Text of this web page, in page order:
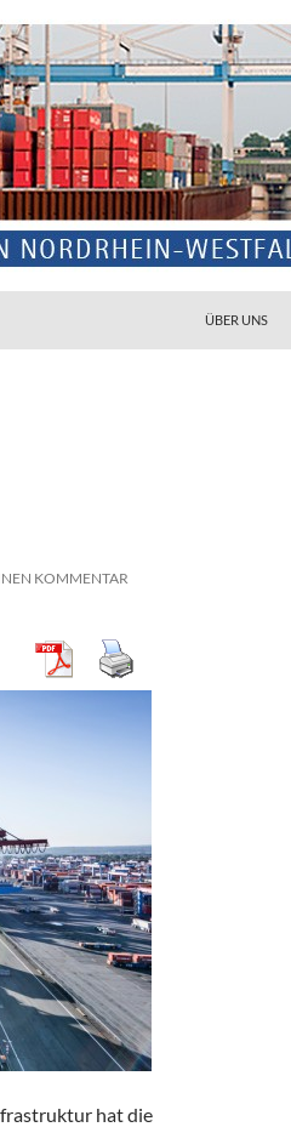
ÜBER UNS
KOMMENTAR
hat die